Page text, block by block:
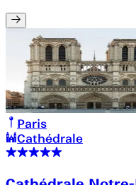
Paris
Cathédrale